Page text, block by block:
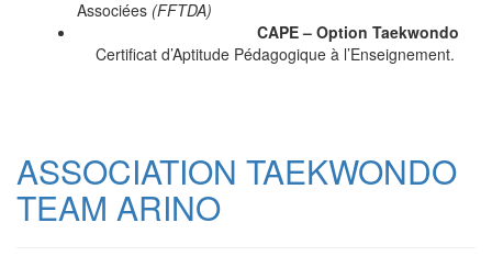
Associées (FFTDA)
CAPE – Option Taekwondo
Certificat d’Aptitude Pédagogique à l’Enseignement.
ASSOCIATION TAEKWONDO
TEAM ARINO